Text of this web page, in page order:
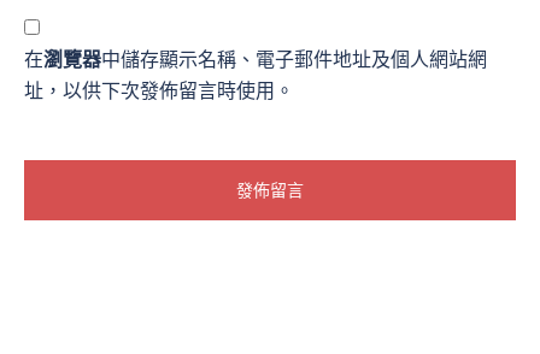
在瀏覽器中儲存顯示名稱、電子郵件地址及個人網站網
址，以供下次發佈留言時使用。